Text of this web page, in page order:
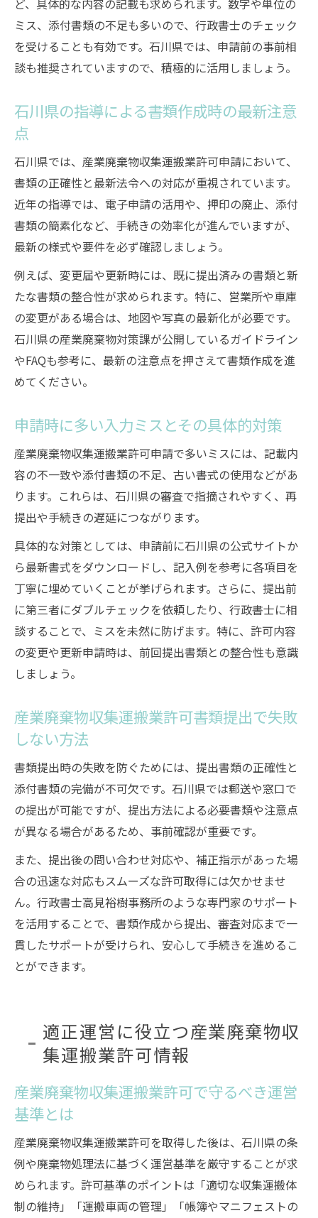
ど、具体的な内容の記載も求められます。数字や単位の
ミス、添付書類の不足も多いので、行政書士のチェック
を受けることも有効です。石川県では、申請前の事前相
談も推奨されていますので、積極的に活用しましょう。
石川県の指導による書類作成時の最新注意
点
石川県では、産業廃棄物収集運搬業許可申請において、
書類の正確性と最新法令への対応が重視されています。
近年の指導では、電子申請の活用や、押印の廃止、添付
書類の簡素化など、手続きの効率化が進んでいますが、
最新の様式や要件を必ず確認しましょう。
例えば、変更届や更新時には、既に提出済みの書類と新
たな書類の整合性が求められます。特に、営業所や車庫
の変更がある場合は、地図や写真の最新化が必要です。
石川県の産業廃棄物対策課が公開しているガイドライン
やFAQも参考に、最新の注意点を押さえて書類作成を進
めてください。
申請時に多い入力ミスとその具体的対策
産業廃棄物収集運搬業許可申請で多いミスには、記載内
容の不一致や添付書類の不足、古い書式の使用などがあ
ります。これらは、石川県の審査で指摘されやすく、再
提出や手続きの遅延につながります。
具体的な対策としては、申請前に石川県の公式サイトか
ら最新書式をダウンロードし、記入例を参考に各項目を
丁寧に埋めていくことが挙げられます。さらに、提出前
に第三者にダブルチェックを依頼したり、行政書士に相
談することで、ミスを未然に防げます。特に、許可内容
の変更や更新申請時は、前回提出書類との整合性も意識
しましょう。
産業廃棄物収集運搬業許可書類提出で失敗
しない方法
書類提出時の失敗を防ぐためには、提出書類の正確性と
添付書類の完備が不可欠です。石川県では郵送や窓口で
の提出が可能ですが、提出方法による必要書類や注意点
が異なる場合があるため、事前確認が重要です。
また、提出後の問い合わせ対応や、補正指示があった場
合の迅速な対応もスムーズな許可取得には欠かせませ
ん。行政書士高見裕樹事務所のような専門家のサポート
を活用することで、書類作成から提出、審査対応まで一
貫したサポートが受けられ、安心して手続きを進めるこ
とができます。
適正運営に役立つ産業廃棄物収
集運搬業許可情報
産業廃棄物収集運搬業許可で守るべき運営
基準とは
産業廃棄物収集運搬業許可を取得した後は、石川県の条
例や廃棄物処理法に基づく運営基準を厳守することが求
められます。許可基準のポイントは「適切な収集運搬体
制の維持」「運搬車両の管理」「帳簿やマニフェストの